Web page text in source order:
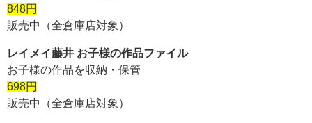
848円
販売中（全倉庫店対象）
レイメイ藤井 お子様の作品ファイル
お子様の作品を収納・保管
698円
販売中（全倉庫店対象）